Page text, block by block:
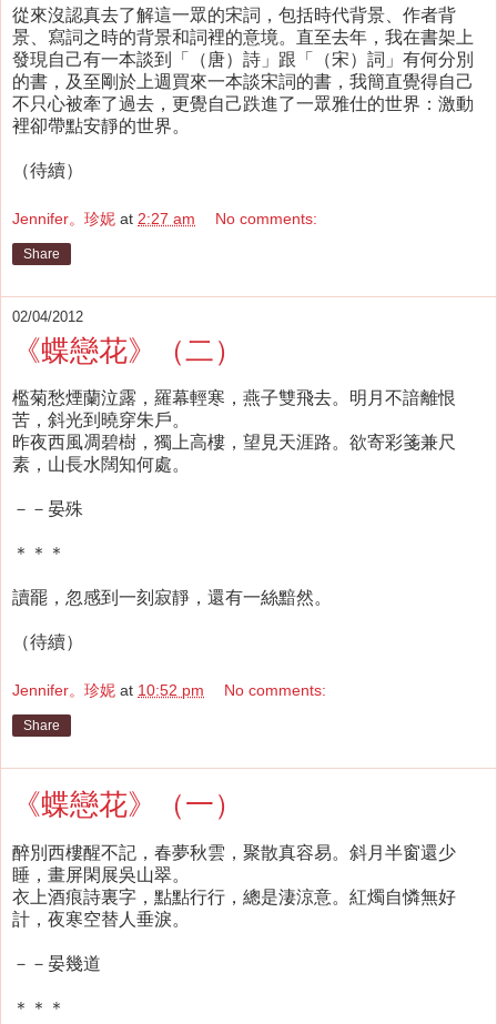
從來沒認真去了解這一眾的宋詞，包括時代背景、作者背
景、寫詞之時的背景和詞裡的意境。直至去年，我在書架上
發現自己有一本談到「（唐）詩」跟「（宋）詞」有何分別
的書，及至剛於上週買來一本談宋詞的書，我簡直覺得自己
不只心被牽了過去，更覺自己跌進了一眾雅仕的世界：激動
裡卻帶點安靜的世界。
（待續）
Jennifer。珍妮 at 2:27 am No comments:
Share
02/04/2012
《蝶戀花》（二）
檻菊愁煙蘭泣露，羅幕輕寒，燕子雙飛去。明月不諳離恨
苦，斜光到曉穿朱戶。
昨夜西風凋碧樹，獨上高樓，望見天涯路。欲寄彩箋兼尺
素，山長水闊知何處。
－－晏殊
＊＊＊
讀罷，忽感到一刻寂靜，還有一絲黯然。
（待續）
Jennifer。珍妮 at 10:52 pm No comments:
Share
《蝶戀花》（一）
醉別西樓醒不記，春夢秋雲，聚散真容易。斜月半窗還少
睡，畫屏閑展吳山翠。
衣上酒痕詩裏字，點點行行，總是淒涼意。紅燭自憐無好
計，夜寒空替人垂淚。
－－晏幾道
＊＊＊